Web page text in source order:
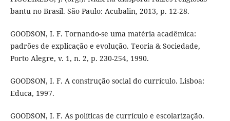
bantu no Brasil. São Paulo: Acubalin, 2013, p. 12-28.
GOODSON, I. F. Tornando-se uma matéria acadêmica:
padrões de explicação e evolução. Teoria & Sociedade,
Porto Alegre, v. 1, n. 2, p. 230-254, 1990.
GOODSON, I. F. A construção social do currículo. Lisboa:
Educa, 1997.
GOODSON, I. F. As políticas de currículo e escolarização.